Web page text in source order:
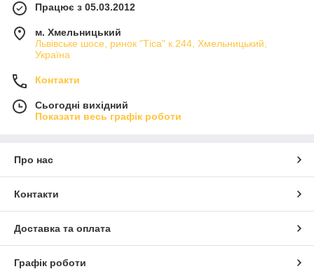
Працює з 05.03.2012
м. Хмельницький
Львівське шосе, ринок "Тіса" к.244, Хмельницький,
Україна
Контакти
Сьогодні вихідний
Показати весь графік роботи
Про нас
Контакти
Доставка та оплата
Графік роботи